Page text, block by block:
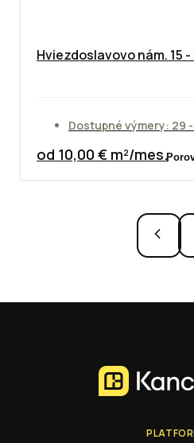
Hviezdoslavovo nám. 15
Dostupné výmery: 29 -
od 10,00 € m²/mes.